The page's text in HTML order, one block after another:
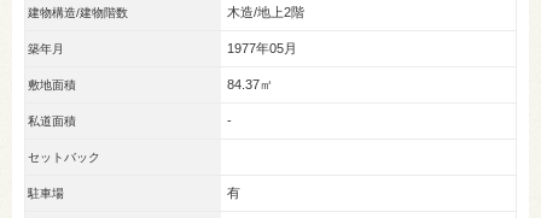
建物構造/建物階数 木造/地上2階
築年月 1977年05月
敷地面積 84.37㎡
私道面積 -
セットバック
駐車場 有